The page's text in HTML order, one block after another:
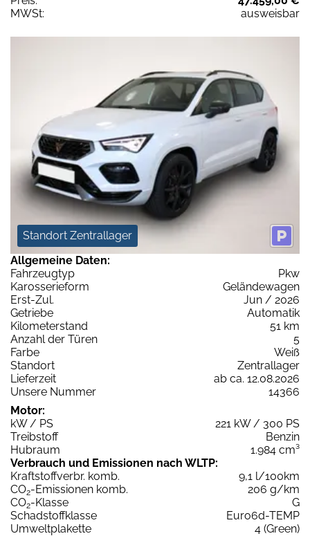
MWSt:
ausweisbar
Standort Zentrallager
Allgemeine Daten:
Fahrzeugtyp
Pkw
Karosserieform
Geländewagen
Erst-Zul.
Jun / 2026
Getriebe
Automatik
Kilometerstand
51 km
Anzahl der Türen
5
Farbe
Weiß
Standort
Zentrallager
Lieferzeit
ab ca. 12.08.2026
Unsere Nummer
14366
Motor:
kW / PS
221 kW / 300 PS
Treibstoff
Benzin
Hubraum
1.984 cm³
Verbrauch und Emissionen nach WLTP:
Kraftstoffverbr. komb.
9,1 l/100km
CO2-Emissionen komb.
206 g/km
CO2-Klasse
G
Schadstoffklasse
Euro6d-TEMP
Umweltplakette
4 (Green)